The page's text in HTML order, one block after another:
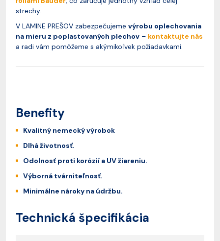
strechy.
V LAMINE PREŠOV zabezpečujeme výrobu oplechovania
na mieru z poplastovaných plechov – kontaktujte nás
a radi vám pomôžeme s akýmikoľvek požiadavkami.
Benefity
Kvalitný nemecký výrobok
Dlhá životnosť.
Odolnosť proti korózií a UV žiareniu.
Výborná tvárniteľnosť.
Minimálne nároky na údržbu.
Technická špecifikácia